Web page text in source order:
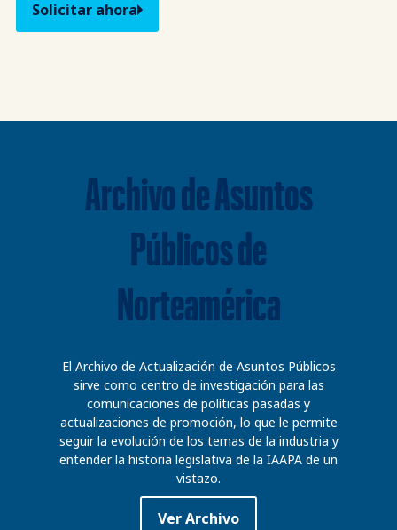
Solicitar ahora
Archivo de Asuntos
Públicos de
Norteamérica
El Archivo de Actualización de Asuntos Públicos
sirve como centro de investigación para las
comunicaciones de políticas pasadas y
actualizaciones de promoción, lo que le permite
seguir la evolución de los temas de la industria y
entender la historia legislativa de la IAAPA de un
vistazo.
Ver Archivo